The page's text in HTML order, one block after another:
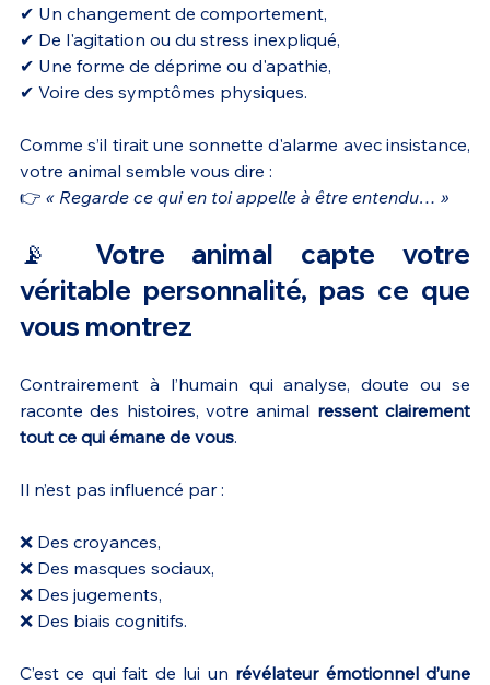
✔ Un changement de comportement,
✔ De l'agitation ou du stress inexpliqué,
✔ Une forme de déprime ou d'apathie,
✔ Voire des symptômes physiques.
Comme s’il tirait une sonnette d'alarme avec insistance,
votre animal semble vous dire :
👉 « Regarde ce qui en toi appelle à être entendu… »
📡 Votre animal capte votre
véritable personnalité, pas ce que
vous montrez
Contrairement à l’humain qui analyse, doute ou se
raconte des histoires, votre animal ressent clairement
tout ce qui émane de vous.
Il n’est pas influencé par :
❌ Des croyances,
❌ Des masques sociaux,
❌ Des jugements,
❌ Des biais cognitifs.
C’est ce qui fait de lui un révélateur émotionnel d’une